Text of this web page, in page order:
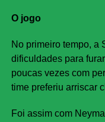
O jogo
No primeiro tempo, a
dificuldades para
poucas vezes com
time preferiu arriscar
Foi assim com